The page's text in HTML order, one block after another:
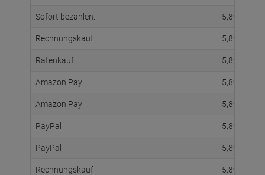
Sofort bezahlen. 5, 89
Rechnungskauf. 5, 89
Ratenkauf. 5, 89
Amazon Pay 5, 89
Amazon Pay 5, 89
PayPal 5, 89
PayPal 5, 89
Rechnungskauf 5, 89